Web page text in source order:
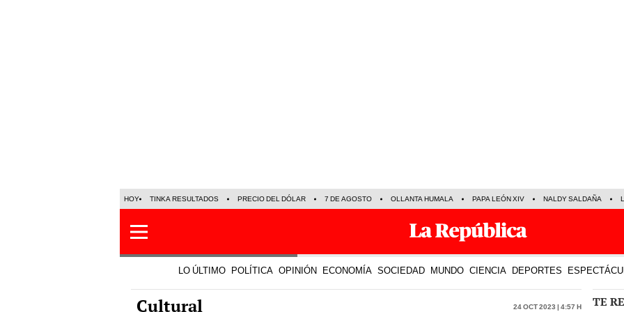
LO ÚLTIMO POLÍTICA OPINIÓN ECONOMÍA SOCIEDAD MUNDO CIENCIA DEPORTES
Cultural 24 Oct 2023 | 4:57 h TE